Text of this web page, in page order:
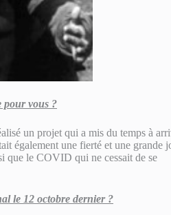
pour vous ?
un projet qui a mis du temps à
également une fierté et une grande
que le COVID qui ne cessait de se
le 12 octobre dernier ?